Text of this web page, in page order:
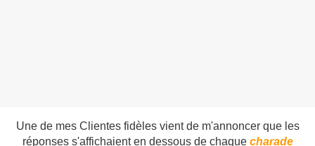
Une de mes Clientes fidèles vient de m'annoncer que les
réponses s'affichaient en dessous de chaque charade